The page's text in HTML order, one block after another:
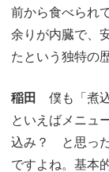
前から食べられ
余りが内臓で、
たという独特の
稲田 僕も「煮
といえばメニュ
込み？ と思っ
ですよね。基本